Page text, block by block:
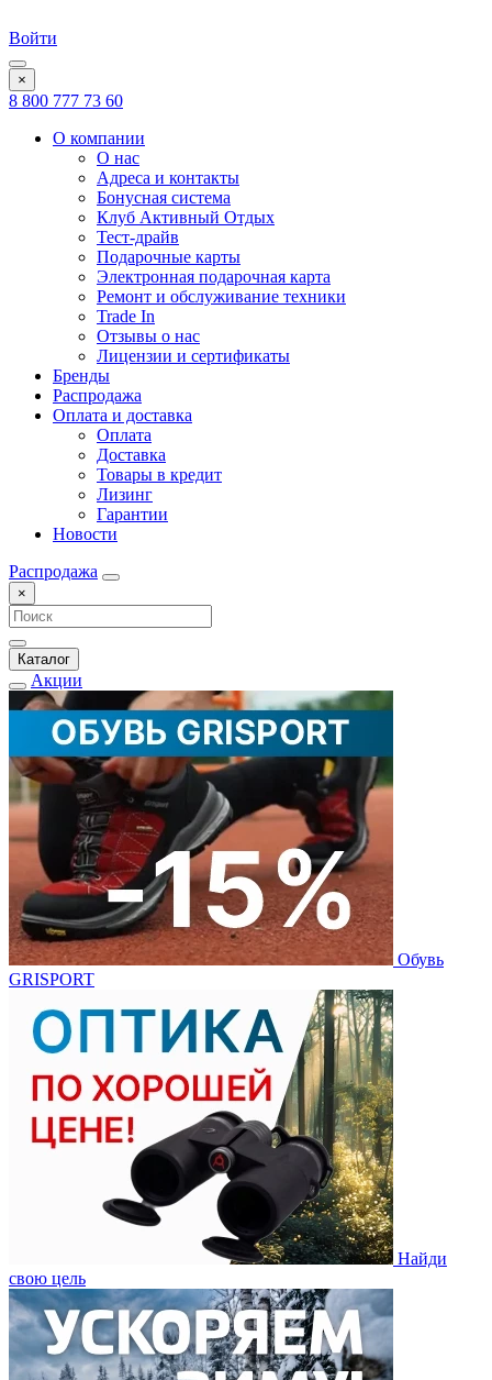
Войти
×
8 800 777 73 60
О компании
О нас
Адреса и контакты
Бонусная система
Клуб Активный Отдых
Тест-драйв
Подарочные карты
Электронная подарочная карта
Ремонт и обслуживание техники
Trade In
Отзывы о нас
Лицензии и сертификаты
Бренды
Распродажа
Оплата и доставка
Оплата
Доставка
Товары в кредит
Лизинг
Гарантии
Новости
Распродажа
×
Каталог
Акции
Обувь
GRISPORT
Найди
свою цель